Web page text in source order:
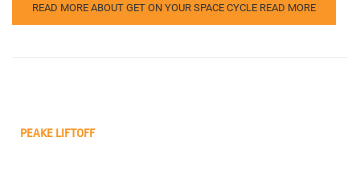
READ MORE ABOUT GET ON YOUR SPACE CYCLE READ MORE
PEAKE LIFTOFF